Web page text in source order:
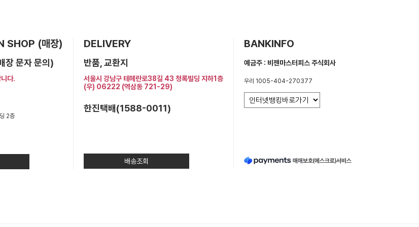
SHOP (매장)
문자 문의)
다.
2층
DELIVERY
반품, 교환지
서울시 강남구 테헤란로38길 43 청록빌딩 지하1층
(우) 06222 (역삼동 721-29)
한진택배(1588-0011)
배송조회
BANKINFO
예금주 : 비젠마스터피스 주식회사
우리 1005-404-270377